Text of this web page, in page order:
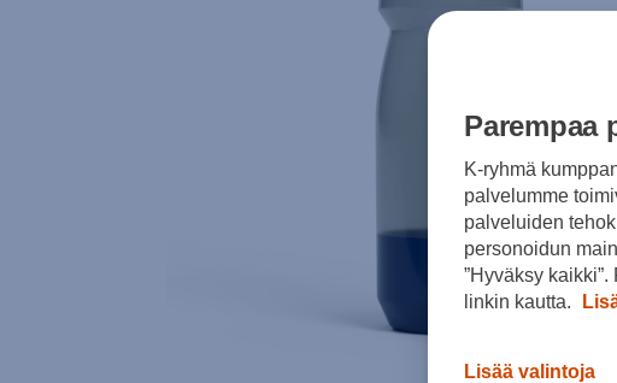
Parempaa
K-ryhmä
palvelumme
palveluiden
personoidun
”Hyväksy
linkin kautta.
Lisää valintoja